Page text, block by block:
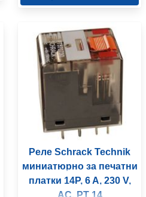
Реле Schrack Technik
миниатюрно за печатни
платки 14P, 6 A, 230 V,
AC, PT 14